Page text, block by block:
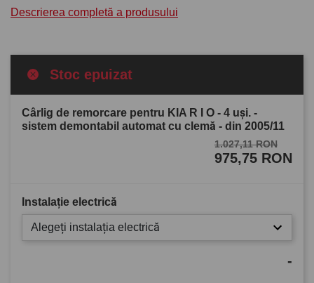
Descrierea completă a produsului
Stoc epuizat
Cârlig de remorcare pentru KIA R I O - 4 uşi. -
sistem demontabil automat cu clemă - din 2005/11
1.027,11 RON
975,75 RON
Instalație electrică
Alegeți instalația electrică
-